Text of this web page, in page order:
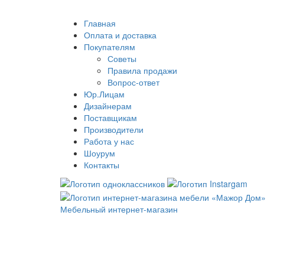
Главная
Оплата и доставка
Покупателям
Советы
Правила продажи
Вопрос-ответ
Юр.Лицам
Дизайнерам
Поставщикам
Производители
Работа у нас
Шоурум
Контакты
Мебельный интернет-магазин